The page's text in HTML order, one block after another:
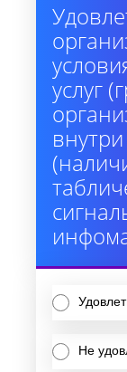
услуг
Не